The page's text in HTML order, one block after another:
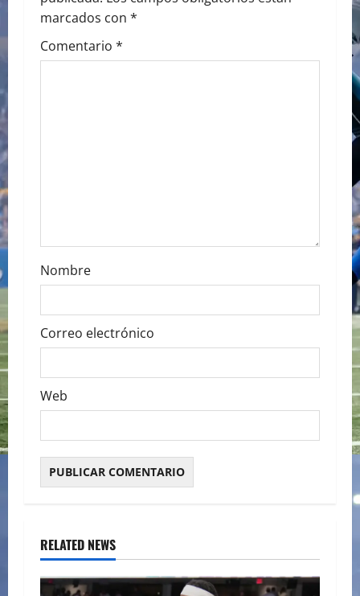
v
i
n
marcados con *
Comentario *
Nombre
Correo electrónico
Web
RELATED NEWS